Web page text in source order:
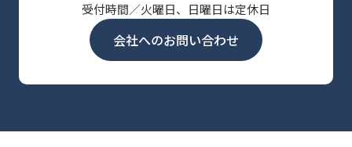
受付時間／火曜日、日曜日は定休日
会社へのお問い合わせ